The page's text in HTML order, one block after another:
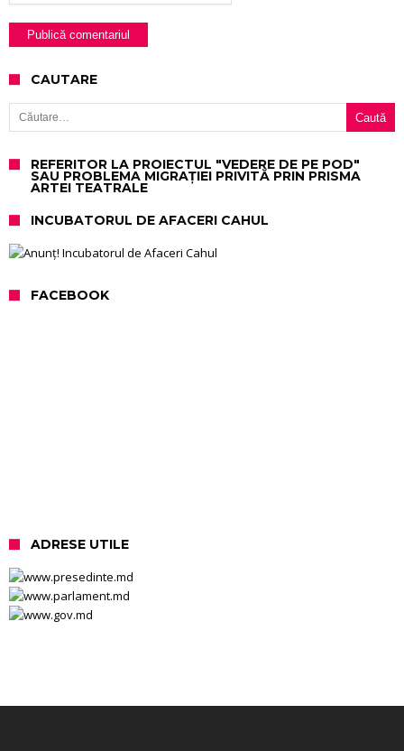
CAUTARE
Caută după:
REFERITOR LA PROIECTUL "VEDERE DE PE POD"
SAU PROBLEMA MIGRAȚIEI PRIVITĂ PRIN PRISMA
ARTEI TEATRALE
INCUBATORUL DE AFACERI CAHUL
FACEBOOK
ADRESE UTILE